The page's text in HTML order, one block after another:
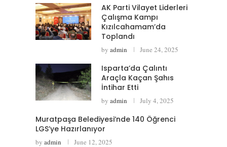
AK Parti Vilayet Liderleri
Çalışma Kampı
Kızılcahamam’da
Toplandı
by admin June 24, 2025
Isparta’da Çalıntı
Araçla Kaçan Şahıs
İntihar Etti
by admin July 4, 2025
Muratpaşa Belediyesi’nde 140 Öğrenci
LGS’ye Hazırlanıyor
by admin June 12, 2025